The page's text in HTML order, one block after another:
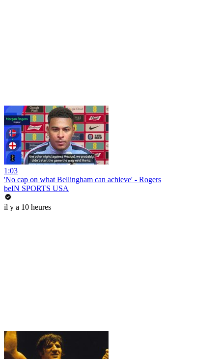
1:03
'No cap on what Bellingham can achieve' - Rogers
beIN SPORTS USA
il y a 10 heures